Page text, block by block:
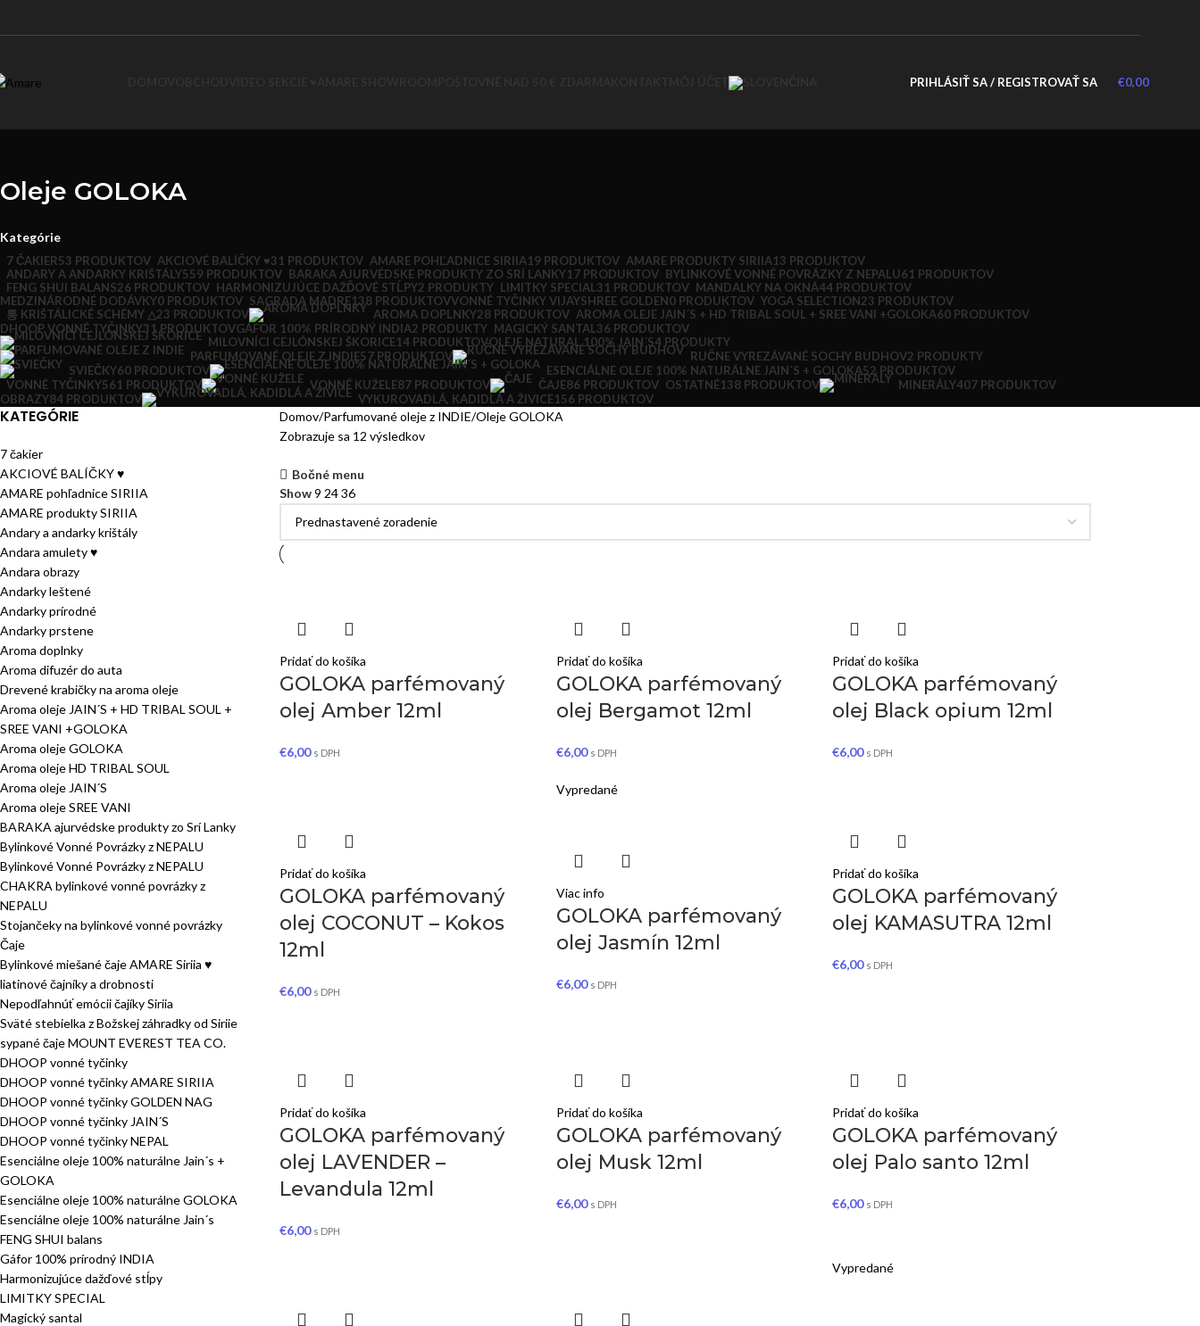
PRIHLÁSIŤ SA / REGISTROVAŤ SA €0,00
Oleje GOLOKA
Kategórie
7 ČAKIER53 PRODUKTOV AKCIOVÉ BALÍČKY ♥31 PRODUKTOV AMARE POHĽADNICE SIRIIA19 PRODUKTOV AMARE PRODUKTY SIRIIA13 PRODUKTOV
ANDARY A ANDARKY KRIŠTÁLY559 PRODUKTOV BARAKA AJURVÉDSKE PRODUKTY ZO SRÍ LANKY17 PRODUKTOV BYLINKOVÉ VONNÉ POVRÁZKY Z NEPALU61 PRODUKTOV
FENG SHUI BALANS26 PRODUKTOV HARMONIZUJÚCE DAŽĎOVÉ STĹPY2 PRODUKTY LIMITKY SPECIAL 31 PRODUKTOV MANDALKY NA OKNÁ44 PRODUKTOV
MEDZINÁRODNÉ DODÁVKY0 PRODUKTOV SAGRADA MADRE138 PRODUKTOVVONNÉ TYČINKY VIJAYSHREE GOLDEN0 PRODUKTOV YOGA SELECTION23 PRODUKTOV
통 KRIŠTÁLICKÉ SCHÉMY △23 PRODUKTOV AROMA DOPLNKY28 PRODUKTOV AROMA OLEJE JAIN´S + HD TRIBAL SOUL + SREE VANI +GOLOKA60 PRODUKTOV
DHOOP VONNÉ TYČINKY31 PRODUKTOVGÁFOR 100% PRÍRODNÝ INDIA2 PRODUKTY MAGICKÝ SANTAL 36 PRODUKTOV
MILOVNÍCI CEJLÓNSKEJ ŠKORICE14 PRODUKTOVOLEJE NATURAL 100% JAIN´S4 PRODUKTY
PARFUMOVANÉ OLEJE Z INDIE57 PRODUKTOV RUČNE VYREZÁVANÉ SOCHY BUDHOV2 PRODUKTY
SVIEČKY60 PRODUKTOV ESENCIÁLNE OLEJE 100% NATURÁLNE JAIN´S + GOLOKA52 PRODUKTOV
VONNÉ TYČINKY561 PRODUKTOV VONNÉ KUŽELE87 PRODUKTOV ČAJE86 PRODUKTOV OSTATNÉ138 PRODUKTOV MINERÁLY407 PRODUKTOV
OBRAZY84 PRODUKTOV VYKUROVADLÁ, KADIDLÁ A ŽIVICE156 PRODUKTOV
KATEGÓRIE
7 čakier
AKCIOVÉ BALÍČKY ♥
AMARE pohľadnice SIRIIA
AMARE produkty SIRIIA
Andary a andarky krištály
Andara amulety ♥
Andara obrazy
Andarky leštené
Andarky prírodné
Andarky prstene
Aroma doplnky
Aroma difuzér do auta
Drevené krabičky na aroma oleje
Aroma oleje JAIN´S + HD TRIBAL SOUL +
SREE VANI +GOLOKA
Aroma oleje GOLOKA
Aroma oleje HD TRIBAL SOUL
Aroma oleje JAIN´S
Aroma oleje SREE VANI
BARAKA ajurvédske produkty zo Srí Lanky
Bylinkové Vonné Povrázky z NEPALU
Bylinkové Vonné Povrázky z NEPALU
CHAKRA bylinkové vonné povrázky z
NEPALU
Stojančeky na bylinkové vonné povrázky
Čaje
Bylinkové miešané čaje AMARE Siriia ♥
liatinové čajníky a drobnosti
Nepodľahnúť emócii čajíky Siriia
Sväté stebielka z Božskej záhradky od Siriie
sypané čaje MOUNT EVEREST TEA CO.
DHOOP vonné tyčinky
DHOOP vonné tyčinky AMARE SIRIIA
DHOOP vonné tyčinky GOLDEN NAG
DHOOP vonné tyčinky JAIN´S
DHOOP vonné tyčinky NEPAL
Esenciálne oleje 100% naturálne Jain´s +
GOLOKA
Esenciálne oleje 100% naturálne GOLOKA
Esenciálne oleje 100% naturálne Jain´s
FENG SHUI balans
Gáfor 100% prírodný INDIA
Harmonizujúce dažďové stĺpy
LIMITKY SPECIAL
Magický santal
Domov Parfumované oleje z INDIE Oleje GOLOKA
Zobrazuje sa 12 výsledkov
Bočné menu
Show9 2436
Pridať do košíka
GOLOKA parfémovaný
olej Amber 12ml
€6,00 s DPH
Pridať do košíka
GOLOKA parfémovaný
olej Bergamot 12ml
€6,00 s DPH
Pridať do košíka
GOLOKA parfémovaný
olej Black opium 12ml
€6,00 s DPH
Pridať do košíka
GOLOKA parfémovaný
olej COCONUT – Kokos
12ml
€6,00 s DPH
Vypredané
Viac info
GOLOKA parfémovaný
olej Jasmín 12ml
€6,00 s DPH
Pridať do košíka
GOLOKA parfémovaný
olej KAMASUTRA 12ml
€6,00 s DPH
Pridať do košíka
GOLOKA parfémovaný
olej LAVENDER –
Levandula 12ml
€6,00 s DPH
Pridať do košíka
GOLOKA parfémovaný
olej Musk 12ml
€6,00 s DPH
Pridať do košíka
GOLOKA parfémovaný
olej Palo santo 12ml
€6,00 s DPH
Vypredané